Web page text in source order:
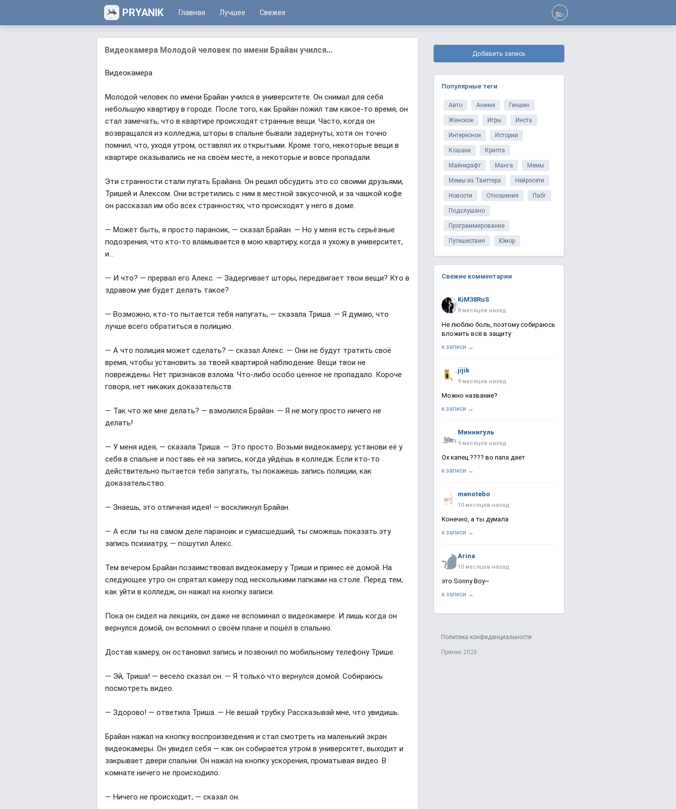
PRYANIK Главная Лучшее Свежее
Видеокамера Молодой человек по имени Брайан учился...
Видеокамера
Молодой человек по имени Брайан учился в университете. Он снимал для себя
небольшую квартиру в городе. После того, как Брайан пожил там какое-то время, он
стал замечать, что в квартире происходят странные вещи. Часто, когда он
возвращался из колледжа, шторы в спальне бывали задернуты, хотя он точно
помнил, что, уходя утром, оставлял их открытыми. Кроме того, некоторые вещи в
квартире оказывались не на своём месте, а некоторые и вовсе пропадали.
Эти странности стали пугать Брайана. Он решил обсудить это со своими друзьями,
Тришей и Алексом. Они встретились с ним в местной закусочной, и за чашкой кофе
он рассказал им обо всех странностях, что происходят у него в доме.
— Может быть, я просто параноик, — сказал Брайан. — Но у меня есть серьёзные
подозрения, что кто-то вламывается в мою квартиру, когда я ухожу в университет,
и...
— И что? — прервал его Алекс. — Задергивает шторы, передвигает твои вещи? Кто в
здравом уме будет делать такое?
— Возможно, кто-то пытается тебя напугать, — сказала Триша. — Я думаю, что
лучше всего обратиться в полицию.
— А что полиция может сделать? — сказал Алекс. — Они не будут тратить своё
время, чтобы установить за твоей квартирой наблюдение. Вещи твои не
повреждены. Нет признаков взлома. Что-либо особо ценное не пропадало. Короче
говоря, нет никаких доказательств.
— Так что же мне делать? — взмолился Брайан. — Я не могу просто ничего не
делать!
— У меня идея, — сказала Триша. — Это просто. Возьми видеокамеру, установи её у
себя в спальне и поставь её на запись, когда уйдёшь в колледж. Если кто-то
действительно пытается тебя запугать, ты покажешь запись полиции, как
доказательство.
— Знаешь, это отличная идея! — воскликнул Брайан.
— А если ты на самом деле параноик и сумасшедший, ты сможешь показать эту
запись психиатру, — пошутил Алекс.
Тем вечером Брайан позаимствовал видеокамеру у Триши и принес её домой. На
следующее утро он спрятал камеру под несколькими папками на столе. Перед тем,
как уйти в колледж, он нажал на кнопку записи.
Пока он сидел на лекциях, он даже не вспоминал о видеокамере. И лишь когда он
вернулся домой, он вспомнил о своём плане и пошёл в спальню.
Достав камеру, он остановил запись и позвонил по мобильному телефону Трише.
— Эй, Триша! — весело сказал он. — Я только что вернулся домой. Собираюсь
посмотреть видео.
— Здорово! — ответила Триша. — Не вешай трубку. Рассказывай мне, что увидишь.
Брайан нажал на кнопку воспроизведения и стал смотреть на маленький экран
видеокамеры. Он увидел себя — как он собирается утром в университет, выходит и
закрывает двери спальни. Он нажал на кнопку ускорения, проматывая видео. В
комнате ничего не происходило.
— Ничего не происходит, — сказал он.
Добавить запись
Популярные теги
Авто Аниме Геншин
Женское Игры Инста
Интересное Истории
Кошаки Крипта
Майнкрафт Манга Мемы
Мемы из Твиттера Нейросети
Новости Отношения Пабг
Подслушано
Программирование
Путешествия Юмор
Свежие комментарии
KiM38RuS
8 месяцев назад
Не люблю боль, поэтому собираюсь
вложить всё в защиту
к записи →
jijik
9 месяцев назад
Можно название?
к записи →
Миннигуль
9 месяцев назад
Ох капец ???? во папа дает
к записи →
menotebo
10 месяцев назад
Конечно, а ты думала
к записи →
Arina
10 месяцев назад
это Sonny Boy~
к записи →
Политика конфиденциальности
Пряник 2026